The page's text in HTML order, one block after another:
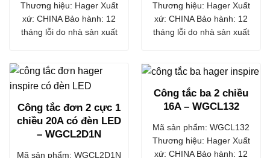
Thương hiệu: Hager Xuất
xứ: CHINA Bảo hành: 12
tháng lỗi do nhà sản xuất
Thương hiệu: Hager Xuất
xứ: CHINA Bảo hành: 12
tháng lỗi do nhà sản xuất
Công tắc đơn 2 cực 1
chiều 20A có đèn LED
– WGCL2D1N
Mã sản phẩm: WGCL2D1N
Công tắc ba 2 chiều
16A – WGCL132
Mã sản phẩm: WGCL132
Thương hiệu: Hager Xuất
xứ: CHINA Bảo hành: 12